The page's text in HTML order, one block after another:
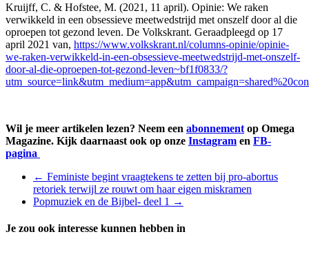
Kruijff, C. & Hofstee, M. (2021, 11 april). Opinie: We raken
verwikkeld in een obsessieve meetwedstrijd met onszelf door al die
oproepen tot gezond leven. De Volkskrant. Geraadpleegd op 17
april 2021 van, https://www.volkskrant.nl/columns-opinie/opinie-
we-raken-verwikkeld-in-een-obsessieve-meetwedstrijd-met-onszelf-
door-al-die-oproepen-tot-gezond-leven~bf1f0833/?
Wil je meer artikelen lezen? Neem een abonnement op Omega
Magazine. Kijk daarnaast ook op onze Instagram en FB-
pagina
← Feministe begint vraagtekens te zetten bij pro-abortus
retoriek terwijl ze rouwt om haar eigen miskramen
Popmuziek en de Bijbel- deel 1 →
Je zou ook interesse kunnen hebben in